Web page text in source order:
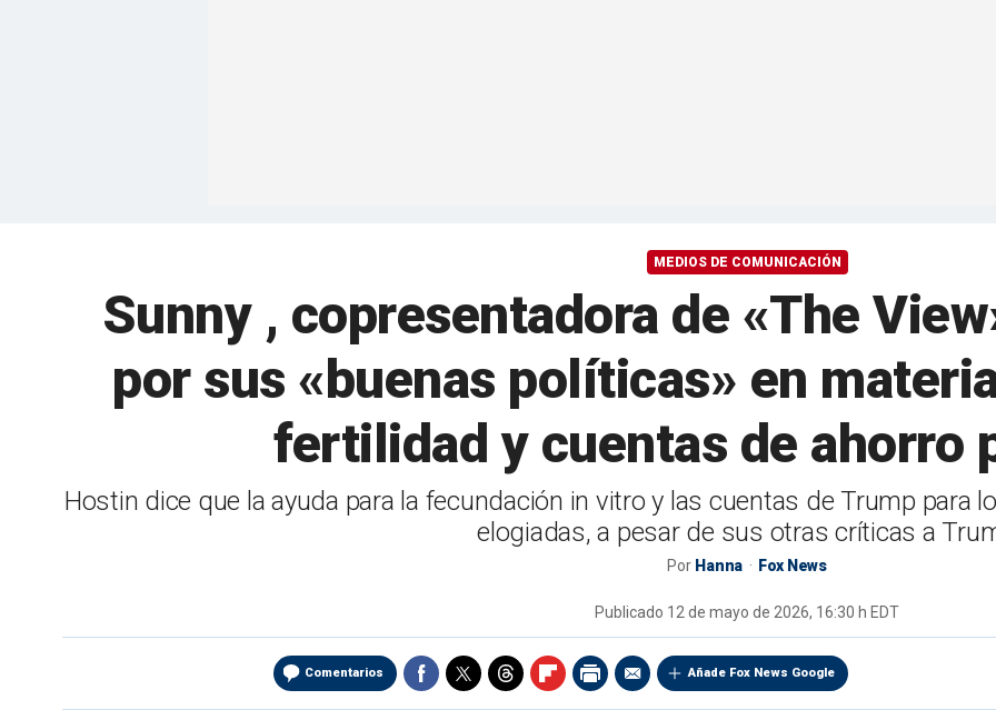
MEDIOS DE COMUNICACIÓN
Sunny , copresentadora de «The
por sus «buenas políticas» en
fertilidad y cuentas de ahorro
Hostin dice que la ayuda para la fecundación in vitro y las cuentas de Trump para
elogiadas, a pesar de sus otras críticas a
Por Hanna Fox News
Publicado 12 de mayo de 2026, 16:30 h EDT
Comentarios Añade Fox News Google